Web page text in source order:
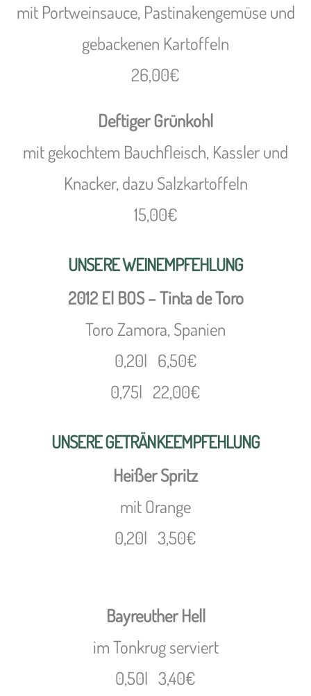
mit Portweinsauce, Pastinakengemüse und
gebackenen Kartoffeln
26,00€
Deftiger Grünkohl
mit gekochtem Bauchfleisch, Kassler und
Knacker, dazu Salzkartoffeln
15,00€
UNSERE WEINEMPFEHLUNG
2012 El BOS – Tinta de Toro
Toro Zamora, Spanien
0,20l 6,50€
0,75l 22,00€
UNSERE GETRÄNKEEMPFEHLUNG
Heißer Spritz
mit Orange
0,20l 3,50€
Bayreuther Hell
im Tonkrug serviert
0,50l 3,40€